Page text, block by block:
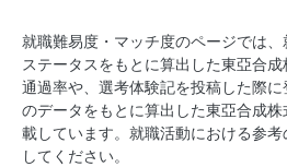
就職難易度・マッチ度のページでは
ステータスをもとに算出した東亞合
通過率や、選考体験記を投稿した際に
のデータをもとに算出した東亞合成
載しています。就職活動における参
してください。